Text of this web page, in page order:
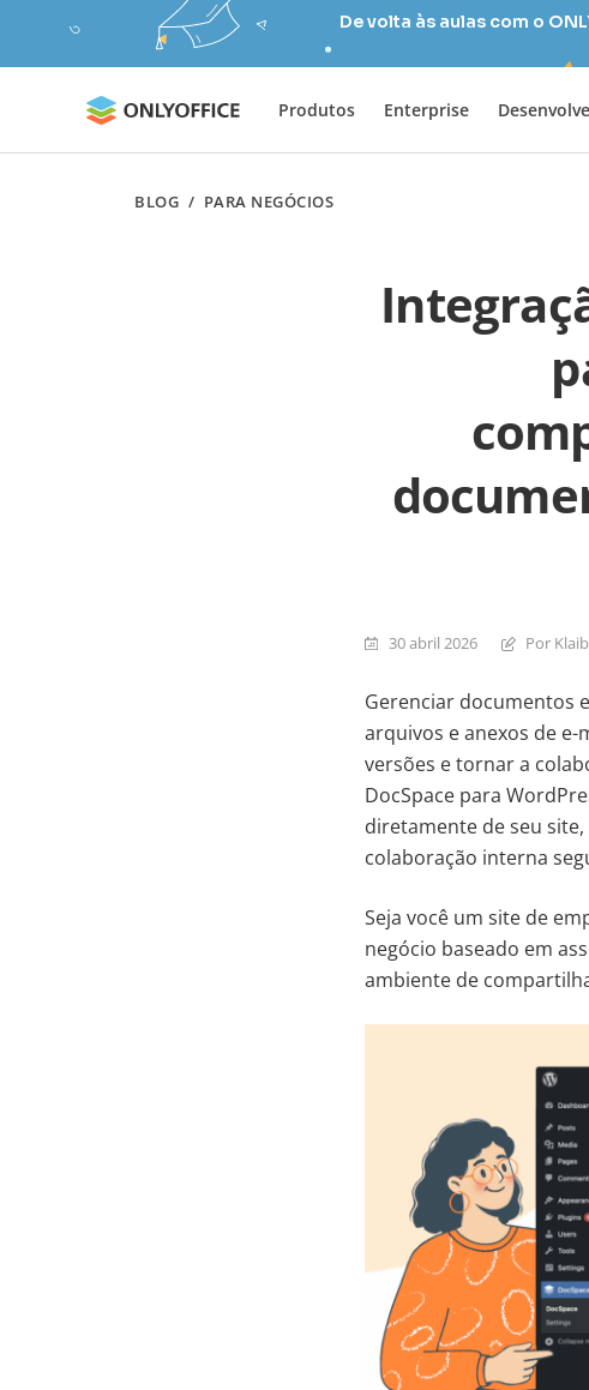
De volta às aulas com o
Produtos Enterprise
BLOG / PARA NEGÓCIOS
30 abril 2026 Por
Gerenciar documentos
arquivos e anexos de
versões e tornar a
DocSpace para
diretamente de seu
colaboração interna
Seja você um site de
negócio baseado em
ambiente de